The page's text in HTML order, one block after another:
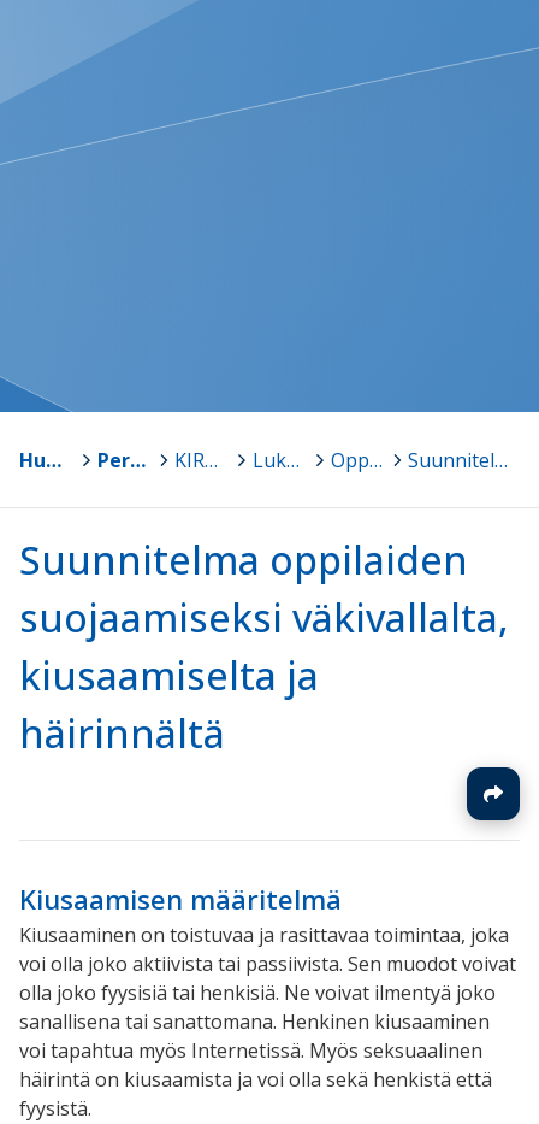
Humppila Perusopetus > KIRKONKULMAN YHTENÄISKOULU (7-9lk.) > Lukuvuosisuunnitelma 2019-2020 (lautakuntaan 29.10.2019) Oppilashuolto, hyvinvointi ja turvallisuus > Suunnitelma oppilaiden suojaamiseksi väkivallalta, kiusaamiselta ja häirinnältä
Suunnitelma oppilaiden
suojaamiseksi väkivallalta,
kiusaamiselta ja
häirinnältä
Kiusaamisen määritelmä
Kiusaaminen on toistuvaa ja rasittavaa toimintaa, joka
voi olla joko aktiivista tai passiivista. Sen muodot voivat
olla joko fyysisiä tai henkisiä. Ne voivat ilmentyä joko
sanallisena tai sanattomana. Henkinen kiusaaminen
voi tapahtua myös Internetissä. Myös seksuaalinen
häirintä on kiusaamista ja voi olla sekä henkistä että
fyysistä.